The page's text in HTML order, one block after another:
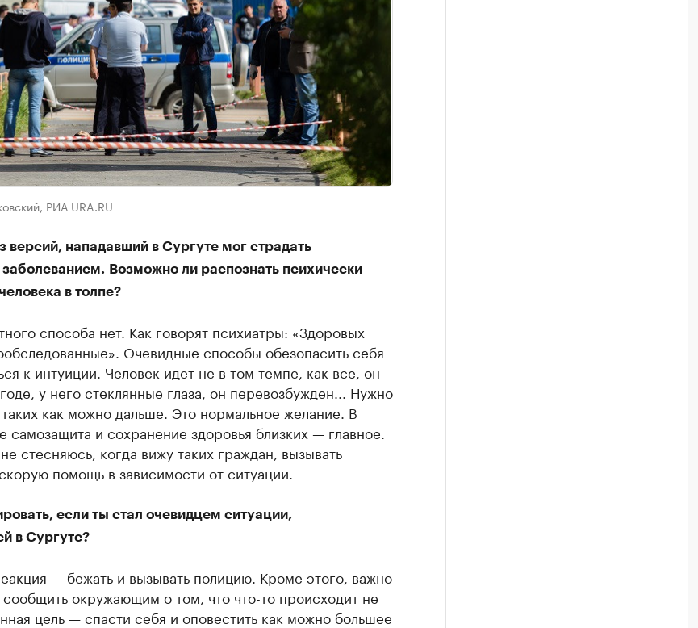
РИА URA.RU
версий, нападавший в Сургуте мог страдать
Возможно ли распознать психически
в толпе?
способа нет. Как говорят психиатры: «Здоровых
Очевидные способы обезопасить себя
к интуиции. Человек идет не в том темпе, как все, он
у него стеклянные глаза, он перевозбужден... Нужно
как можно дальше. Это нормальное желание. В
самозащита и сохранение здоровья близких — главное.
стесняюсь, когда вижу таких граждан, вызывать
помощь в зависимости от ситуации.
если ты стал очевидцем ситуации,
в Сургуте?
— бежать и вызывать полицию. Кроме этого, важно
окружающим о том, что что-то происходит не
цель — спасти себя и оповестить как можно большее